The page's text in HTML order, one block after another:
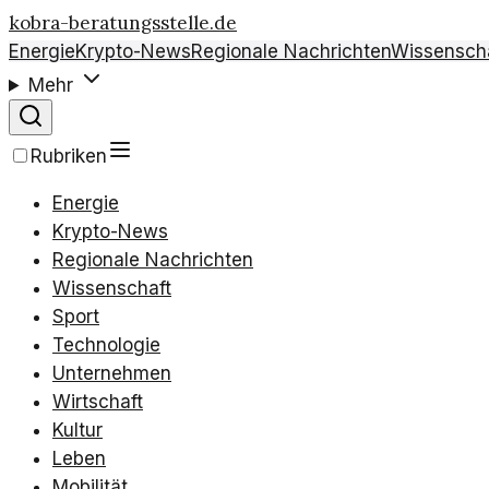
kobra-beratungsstelle.de
EnergieKrypto-NewsRegionale Nachrichten
Mehr
Rubriken
Energie
Krypto-News
Regionale Nachrichten
Wissenschaft
Sport
Technologie
Unternehmen
Wirtschaft
Kultur
Leben